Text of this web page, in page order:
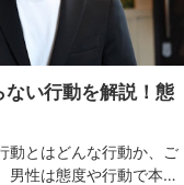
い行動を解説！態
動とはどんな行動か、ご
男性は態度や行動で本命